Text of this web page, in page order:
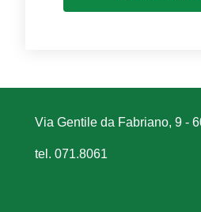
Via Gentile da Fabriano, 9 -
tel. 071.8061